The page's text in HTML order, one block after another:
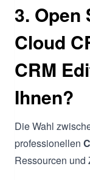
3. Open
Cloud
CRM
Ihnen?
Die Wahl
professionellen
Ressourcen und